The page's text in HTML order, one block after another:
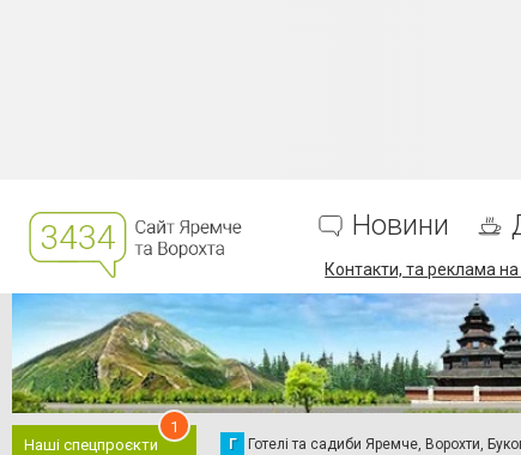
Новини
Контакти, та реклама на
Наші спецпроєкти
1
Г Готелі та садиби Яремче, Ворохти,